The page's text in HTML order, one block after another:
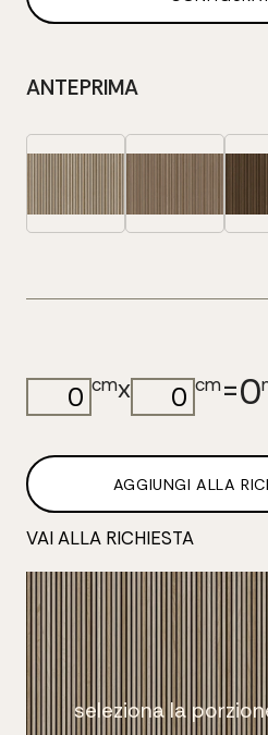
ANTEPRIMA
cmx cm=0
AGGIUNGI ALLA
VAI ALLA RICHIESTA
seleziona la